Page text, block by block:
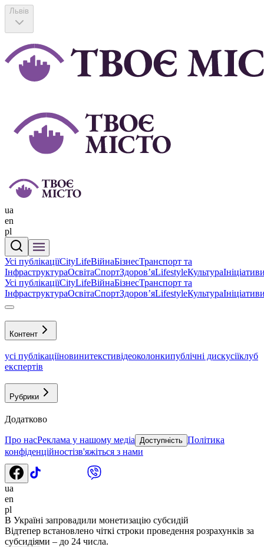
Львів
ua
en
pl
Усі публікаціїCityLifeВійнаБізнесТранспорт та
ІнфраструктураОсвітаСпортЗдоровʼяLifestyleКультура
Усі публікаціїCityLifeВійнаБізнесТранспорт та
ІнфраструктураОсвітаСпортЗдоровʼяLifestyleКультура
Контент
усі публікаціїновинитекстивідеоколонкипублічні дискусіїклуб
експертів
Рубрики
Додатково
Про насРеклама у нашому медіа Доступність Політика
конфіденційностізв'яжіться з нами
ua
en
pl
В Україні запровадили монетизацію субсидій
Відтепер встановлено чіткі строки проведення розрахунків за
субсидіями – до 24 числа.